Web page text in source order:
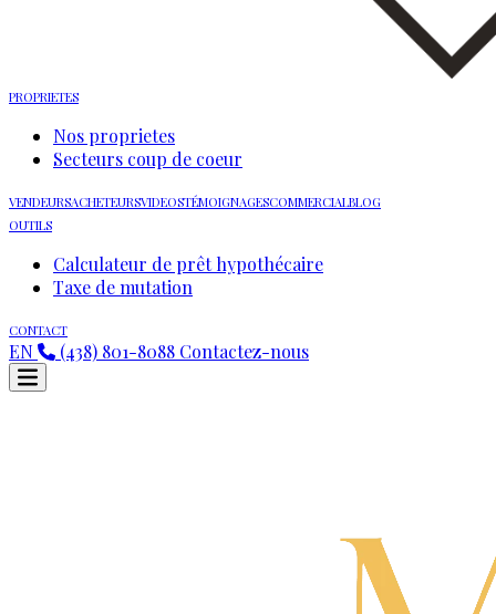
PROPRIETES
Nos proprietes
Secteurs coup de coeur
VENDEURSACHETEURSVIDEOSTÉMOIGNAGESCOMMERCIALBLOG
OUTILS
Calculateur de prêt hypothécaire
Taxe de mutation
CONTACT
EN (438) 801-8088 Contactez-nous